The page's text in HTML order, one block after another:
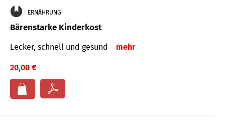
ERNÄHRUNG
Bärenstarke Kinderkost
Lecker, schnell und gesund mehr
20,00 €